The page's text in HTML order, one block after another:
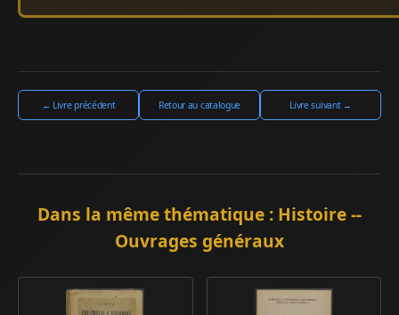
← Livre précédent Retour au catalogue Livre suivant →
Dans la même thématique : Histoire --
Ouvrages généraux